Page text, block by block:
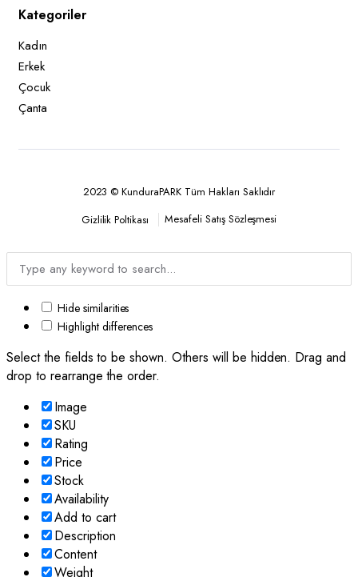
Kategoriler
Kadın
Erkek
Çocuk
Çanta
2023 © KunduraPARK Tüm Hakları Saklıdır
Gizlilik Poltikası
Mesafeli Satış Sözleşmesi
Hide similarities
Highlight differences
Select the fields to be shown. Others will be hidden. Drag and
drop to rearrange the order.
Image
SKU
Rating
Price
Stock
Availability
Add to cart
Description
Content
Weight